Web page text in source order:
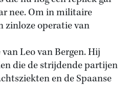
nee. Om in militaire
zinloze operatie van
Leo van Bergen. Hij
die de strijdende partijen
en de Spaanse